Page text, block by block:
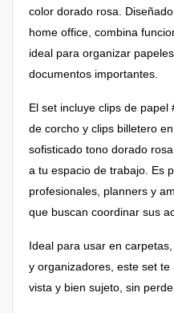
color dorado rosa.
home office, combina
ideal para organizar
documentos importantes.
El set incluye clips de
de corcho y clips billetero
sofisticado tono dorado
a tu espacio de trabajo. Es
profesionales, planners y
que buscan coordinar sus
Ideal para usar en
y organizadores, este set
vista y bien sujeto, sin